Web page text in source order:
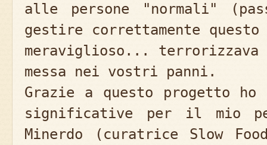
alle persone "normali"
gestire correttamente
meraviglioso... terrorizzava
messa nei vostri panni.
Grazie a questo progetto ho
significative per il mio
Minerdo (curatrice Slow